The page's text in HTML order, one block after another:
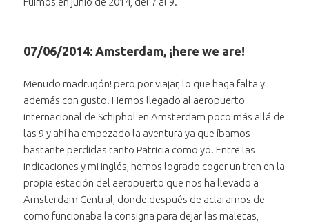
07/06/2014: Amsterdam, ¡here we are!
Menudo madrugón! pero por viajar, lo que haga falta y
además con gusto. Hemos llegado al aeropuerto
internacional de Schiphol en Amsterdam poco más allá de
las 9 y ahí ha empezado la aventura ya que íbamos
bastante perdidas tanto Patricia como yo. Entre las
indicaciones y mi inglés, hemos logrado coger un tren en la
propia estación del aeropuerto que nos ha llevado a
Amsterdam Central, donde después de aclararnos de
como funcionaba la consigna para dejar las maletas,